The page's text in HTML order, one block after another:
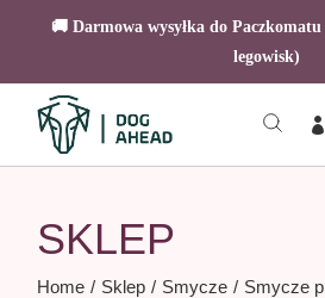
🚚 Darmowa wysyłka do
legowisk)
content
SKLEP
Home Sklep Smycze Smycze